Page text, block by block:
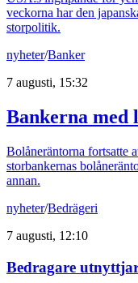
veckorna har den
storpolitik.
nyheter/Banker
7 augusti, 15:32
Bankerna med
Bolåneräntorna fortsatte
storbankernas
annan.
nyheter/Bedrägeri
7 augusti, 12:10
Bedragare